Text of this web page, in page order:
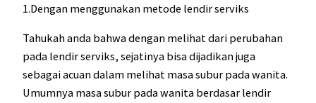
1.Dengan menggunakan metode lendir serviks
Tahukah anda bahwa dengan melihat dari perubahan
pada lendir serviks, sejatinya bisa dijadikan juga
sebagai acuan dalam melihat masa subur pada wanita.
Umumnya masa subur pada wanita berdasar lendir